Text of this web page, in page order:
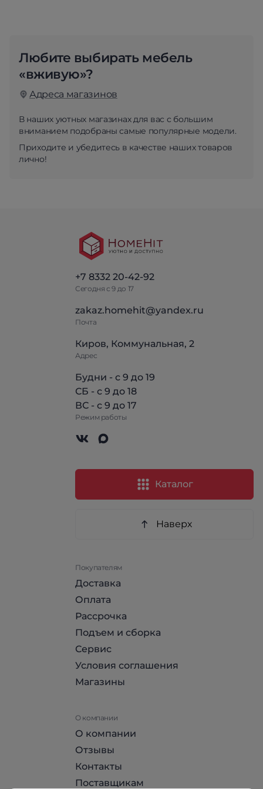
Любите выбирать мебель
«вживую»?
Адреса магазинов
В наших уютных магазинах для вас с большим
вниманием подобраны самые популярные модели.
Приходите и убедитесь в качестве наших товаров
лично!
+7 8332 20-42-92
Сегодня с 9 до 17
zakaz.homehit@yandex.ru
Почта
Киров, Коммунальная, 2
Адрес
Будни - с 9 до 19
СБ - с 9 до 18
ВС - с 9 до 17
Режим работы
Каталог
Наверх
Покупателям
Доставка
Оплата
Рассрочка
Подъем и сборка
Сервис
Условия соглашения
Магазины
О компании
О компании
Отзывы
Контакты
Поставщикам